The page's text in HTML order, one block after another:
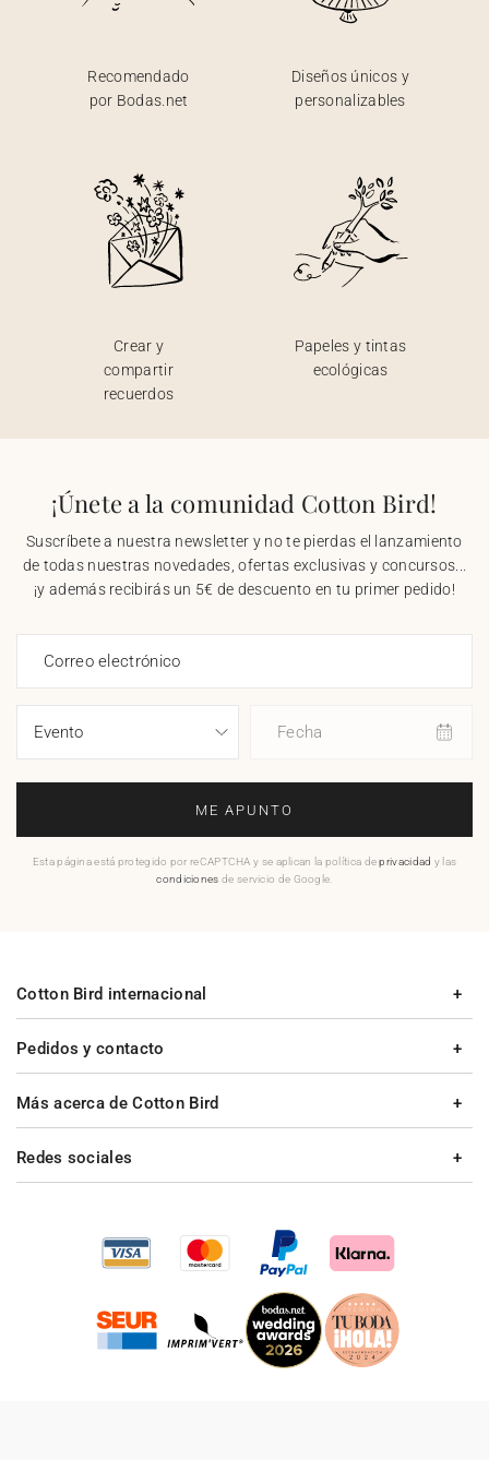
Recomendado
por Bodas.net
Diseños únicos y
personalizables
Crear y
compartir
recuerdos
Papeles y tintas
ecológicas
¡Únete a la comunidad Cotton Bird!
Suscríbete a nuestra newsletter y no te pierdas el lanzamiento
de todas nuestras novedades, ofertas exclusivas y concursos...
¡y además recibirás un 5€ de descuento en tu primer pedido!
Correo electrónico
Fecha
ME APUNTO
Esta página está protegido por reCAPTCHA y se aplican la política deprivacidad y las
condiciones de servicio de Google.
Pedidos y contacto
Más acerca de Cotton Bird
Cotton Bird internacional
Redes sociales